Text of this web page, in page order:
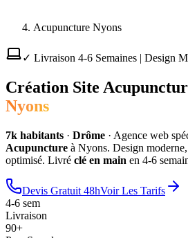
Acupuncture Nyons
✓ Livraison 4-6 Semaines | Design
Création Site
Nyons
7k habitants · Drôme · Agence web
Acupuncture à Nyons. Design
optimisé. Livré clé en main en 4-6
Devis Gratuit 48hVoir Les Tarifs
4-6 sem
Livraison
90+